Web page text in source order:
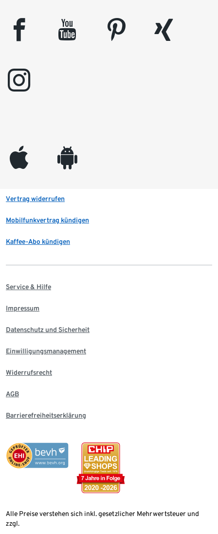
facebook youtube pinterest
xing
instagram
appleinc android
Vertrag widerrufen
Mobilfunkvertrag kündigen
Kaffee-Abo kündigen
Service & Hilfe
Impressum
Datenschutz und Sicherheit
Einwilligungsmanagement
Widerrufsrecht
AGB
Barrierefreiheitserklärung
Alle Preise verstehen sich inkl. gesetzlicher Mehrwertsteuer und
zzgl.